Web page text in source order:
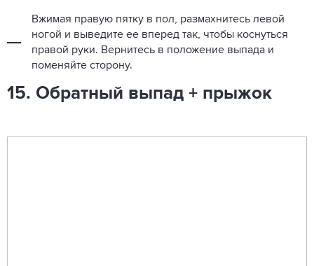
Вжимая правую пятку в пол, размахнитесь левой
ногой и выведите ее вперед так, чтобы коснуться
правой руки. Вернитесь в положение выпада и
поменяйте сторону.
15. Обратный выпад + прыжок